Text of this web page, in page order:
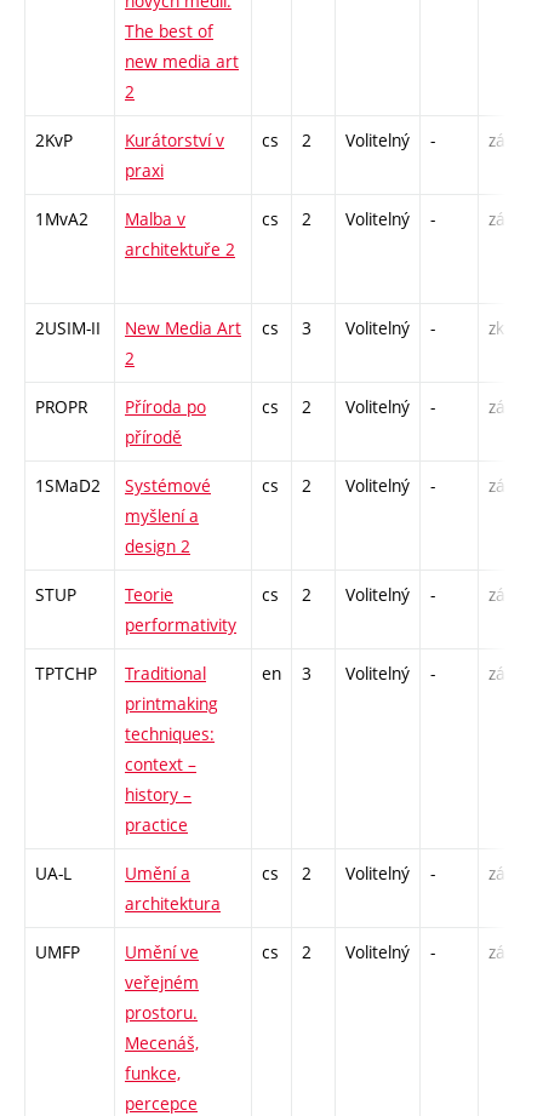
The best of
new media art
2
2KvP
Kurátorství v
praxi
cs 2 Volitelný - zá
1MvA2
Malba v
architektuře 2
cs 2 Volitelný - zá
2USIM-II
New Media Art
2
cs 3 Volitelný - zk
PROPR
Příroda po
přírodě
cs 2 Volitelný - zá
1SMaD2
Systémové
myšlení a
design 2
cs 2 Volitelný - zá
STUP
Teorie
performativity
cs 2 Volitelný - zá
TPTCHP
Traditional
printmaking
techniques:
context –
history –
practice
en 3 Volitelný - zá
UA-L
Umění a
architektura
cs 2 Volitelný - zá
UMFP
Umění ve
veřejném
prostoru.
Mecenáš,
funkce,
percepce
cs 2 Volitelný - zá